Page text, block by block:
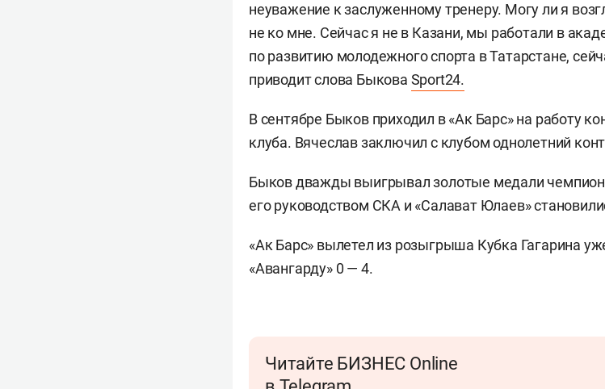
неуважение к заслуженному тренеру. Могу ли я
не ко мне. Сейчас я не в Казани, мы работали в
по развитию молодежного спорта в Татарстане,
приводит слова Быкова Sport24.
В сентябре Быков приходил в «Ак Барс» на работу
клуба. Вячеслав заключил с клубом однолетний
Быков дважды выигрывал золотые медали
его руководством СКА и «Салават Юлаев»
«Ак Барс» вылетел из розыгрыша Кубка Гагарина
«Авангарду» 0 — 4.
Читайте БИЗНЕС Online